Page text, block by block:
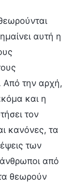
αυτή η
Από την αρχή,
και η
τον
κανόνες, τα
των
από
θεωρούν